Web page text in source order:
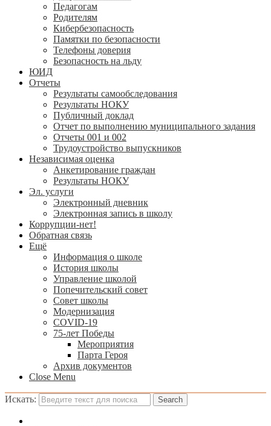
Педагогам
Родителям
Кибербезопасность
Памятки по безопасности
Телефоны доверия
Безопасность на льду
ЮИД
Отчеты
Результаты самообследования
Результаты НОКУ
Публичный доклад
Отчет по выполнению муниципального задания
Отчеты 001 и 002
Трудоустройство выпускников
Независимая оценка
Анкетирование граждан
Результаты НОКУ
Эл. услуги
Электронный дневник
Электронная запись в школу
Коррупции-нет!
Обратная связь
Ещё
Информация о школе
История школы
Управление школой
Попечительский совет
Совет школы
Модернизация
COVID-19
75-лет Победы
Мероприятия
Парта Героя
Архив документов
Close Menu
Искать: